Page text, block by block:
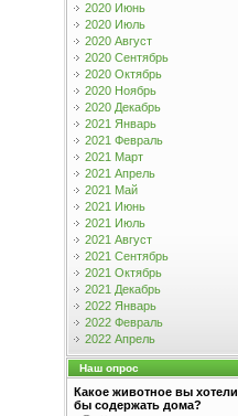
2020 Июнь
2020 Июль
2020 Август
2020 Сентябрь
2020 Октябрь
2020 Ноябрь
2020 Декабрь
2021 Январь
2021 Февраль
2021 Март
2021 Апрель
2021 Май
2021 Июнь
2021 Июль
2021 Август
2021 Сентябрь
2021 Октябрь
2021 Декабрь
2022 Январь
2022 Февраль
2022 Апрель
Наш опрос
Какое животное вы хотели
бы содержать дома?